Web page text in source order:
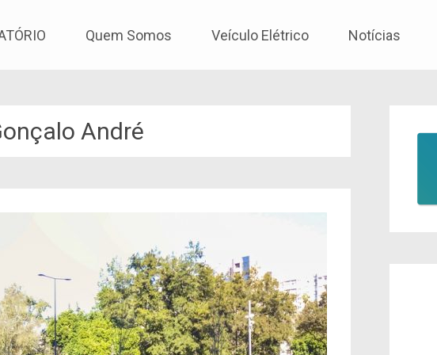
Quem Somos Veículo Elétrico Notícias
André